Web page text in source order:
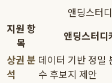
앤딩스터
지원 항
목
앤딩스터디
상권 분
석
데이터 기반 정밀
수 후보지 제안